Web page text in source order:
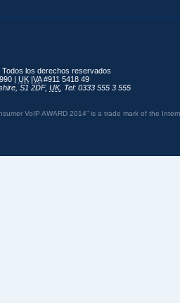
. Todos los derechos reservados
| UK IVA#911 5418 49
S1 2DF, UK, Tel: 0333 555 3 555
VoIP AWARD 2014” is a trade mark of the